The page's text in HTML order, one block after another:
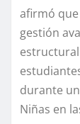
afirmó
gestión
durante
Niñas en